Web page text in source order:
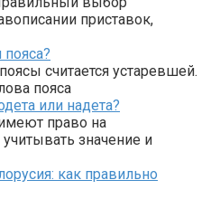
приставок,
считается устаревшей.
пояса
или надета?
право на
значение и
как правильно